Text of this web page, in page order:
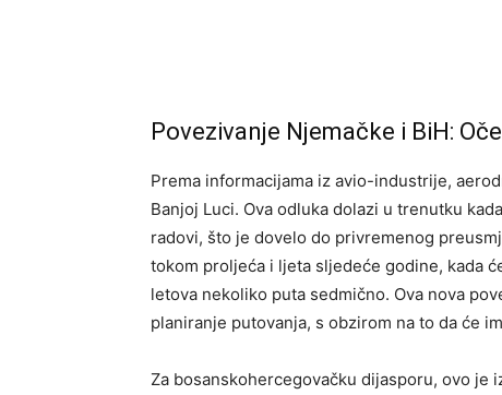
Povezivanje Njemačke i BiH:
Prema informacijama iz avio-industrije,
Banjoj Luci. Ova odluka dolazi u trenutku
radovi, što je dovelo do privremenog
tokom proljeća i ljeta sljedeće godine, kada
letova nekoliko puta sedmično. Ova nova
planiranje putovanja, s obzirom na to da će
Za bosanskohercegovačku dijasporu, ovo je